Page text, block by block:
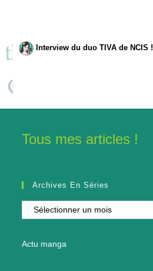
Interview du duo TIVA de NCIS !
Tous mes articles !
Archives En Séries
Archives
en
Actu manga